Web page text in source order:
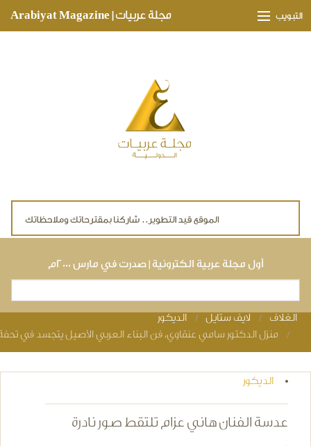
مجلة عربيات | Arabiyat Magazine التبويب
أول مجلة عربية الكترونية | صدرت في مارس ٢٠٠٠م
You are here
الغلاف لايف ستايل
الديكور
منزل الدكتور سامي عنقاوي، فن البناء العربي الأصيل يتجسد في
الديكور
عدسة الفنان هاني عزام تلتقط صور نادرة